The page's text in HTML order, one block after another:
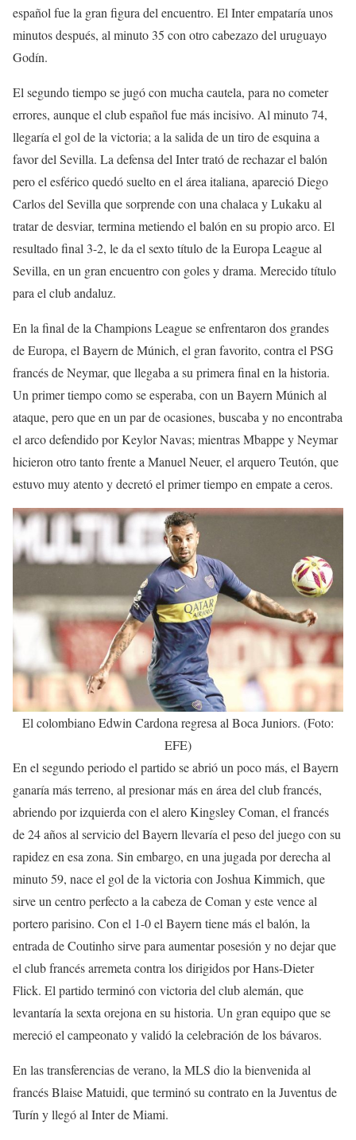
español fue la gran figura del encuentro. El Inter empataría unos
minutos después, al minuto 35 con otro cabezazo del uruguayo
Godín.
El segundo tiempo se jugó con mucha cautela, para no cometer
errores, aunque el club español fue más incisivo. Al minuto 74,
llegaría el gol de la victoria; a la salida de un tiro de esquina a
favor del Sevilla. La defensa del Inter trató de rechazar el balón
pero el esférico quedó suelto en el área italiana, apareció Diego
Carlos del Sevilla que sorprende con una chalaca y Lukaku al
tratar de desviar, termina metiendo el balón en su propio arco. El
resultado final 3-2, le da el sexto título de la Europa League al
Sevilla, en un gran encuentro con goles y drama. Merecido título
para el club andaluz.
En la final de la Champions League se enfrentaron dos grandes
de Europa, el Bayern de Múnich, el gran favorito, contra el PSG
francés de Neymar, que llegaba a su primera final en la historia.
Un primer tiempo como se esperaba, con un Bayern Múnich al
ataque, pero que en un par de ocasiones, buscaba y no encontraba
el arco defendido por Keylor Navas; mientras Mbappe y Neymar
hicieron otro tanto frente a Manuel Neuer, el arquero Teutón, que
estuvo muy atento y decretó el primer tiempo en empate a ceros.
El colombiano Edwin Cardona regresa al Boca Juniors. (Foto:
EFE)
En el segundo periodo el partido se abrió un poco más, el Bayern
ganaría más terreno, al presionar más en área del club francés,
abriendo por izquierda con el alero Kingsley Coman, el francés
de 24 años al servicio del Bayern llevaría el peso del juego con su
rapidez en esa zona. Sin embargo, en una jugada por derecha al
minuto 59, nace el gol de la victoria con Joshua Kimmich, que
sirve un centro perfecto a la cabeza de Coman y este vence al
portero parisino. Con el 1-0 el Bayern tiene más el balón, la
entrada de Coutinho sirve para aumentar posesión y no dejar que
el club francés arremeta contra los dirigidos por Hans-Dieter
Flick. El partido terminó con victoria del club alemán, que
levantaría la sexta orejona en su historia. Un gran equipo que se
mereció el campeonato y validó la celebración de los bávaros.
En las transferencias de verano, la MLS dio la bienvenida al
francés Blaise Matuidi, que terminó su contrato en la Juventus de
Turín y llegó al Inter de Miami.